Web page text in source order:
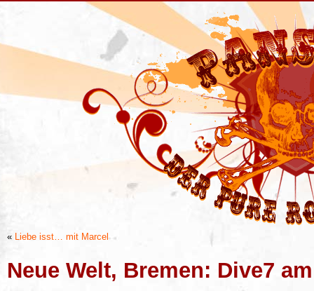
« Liebe isst… mit Marcel
Neue Welt, Bremen: Dive7